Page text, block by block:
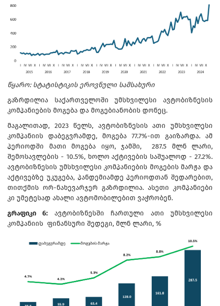
წყარო: სტატისტიკის ეროვნული სამსახური
გაზრდილია საქართველოში უმსხვილესი ავტობიზნესის
კომპანიების მოგება და მოგებიანობის დონეც.
მაგალითად, 2023 წელს, ავტობიზნესის ათი უმსხვილესი
კომპანიის დაბეგვრამდე, მოგება 77.7%-ით გაიზარდა. ამ
პერიოდში მათი მოგება იყო, ჯამში, 287.5 მლნ ლარი,
შემოსავლების - 10.5%, ხოლო აქტივების საშუალოდ - 27.2%.
ავტობიზნესის უმსხვილესი კომპანიების მოგების მარჟა და
აქტივებზე უკუგება, პანდემიამდე პერიოდთან შედარებით,
თითქმის ორ-ნახევარჯერ გაზრდილია. ასეთი კომპანიები
კი უმეტესად ახალი ავტომობილებით ვაჭრობენ.
გრაფიკი 6: ავტობიზნესში ჩართული ათი უმსხვილესი
კომპანიის ფინანსური შედეგი, მლნ ლარი, %